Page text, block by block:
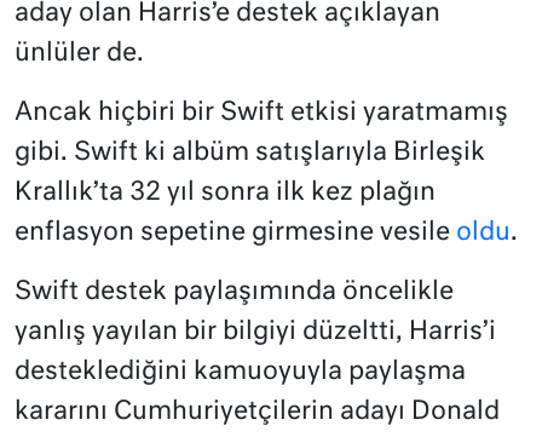
aday olan Harris’e destek açıklayan
ünlüler de.
Ancak hiçbiri bir Swift etkisi yaratmamış
gibi. Swift ki albüm satışlarıyla Birleşik
Krallık’ta 32 yıl sonra ilk kez plağın
enflasyon sepetine girmesine vesile oldu.
Swift destek paylaşımında öncelikle
yanlış yayılan bir bilgiyi düzeltti, Harris’i
desteklediğini kamuoyuyla paylaşma
kararını Cumhuriyetçilerin adayı Donald